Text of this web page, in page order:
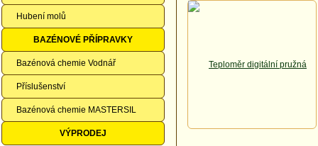
Hubení molů
BAZÉNOVÉ PŘÍPRAVKY
Bazénová chemie Vodnář
Příslušenství
Bazénová chemie MASTERSIL
VÝPRODEJ